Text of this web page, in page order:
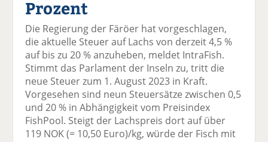
uf
F
ac
e
b
o
o
k
te
wi
tt
er
n
uf
Li
n
k
e
di
n
te
il
er
E
m
ai
v
se
n
ck
Prozent
Die Regierung der Färöer hat vorgeschlagen,
die aktuelle Steuer auf Lachs von derzeit 4,5 %
auf bis zu 20 % anzuheben, meldet IntraFish.
Stimmt das Parlament der Inseln zu, tritt die
neue Steuer zum 1. August 2023 in Kraft.
Vorgesehen sind neun Steuersätze zwischen 0,5
und 20 % in Abhängigkeit vom Preisindex
FishPool. Steigt der Lachspreis dort auf über
119 NOK (= 10,50 Euro)/kg, würde der Fisch mit